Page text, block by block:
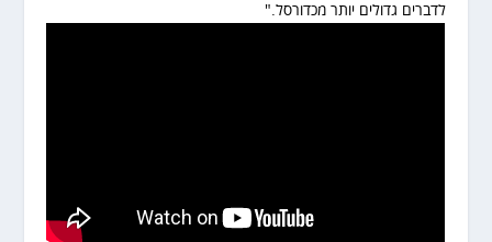
לדברים גדולים יותר מכדורסל."